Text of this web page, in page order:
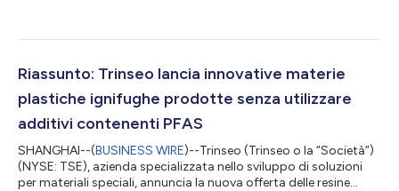
disponibili con le denominazioni commerciali MAGNUM™ ECO+,
annuncio, redatto nella lingua di partenza, è la versione ufficiale
Riassunto: Trinseo lancia innovative materie
plastiche ignifughe prodotte senza utilizzare
additivi contenenti PFAS
SHANGHAI--(BUSINESS WIRE)--Trinseo (Trinseo o la “Società”)
(NYSE: TSE), azienda specializzata nello sviluppo di soluzioni
per materiali speciali, annuncia la nuova offerta delle resine